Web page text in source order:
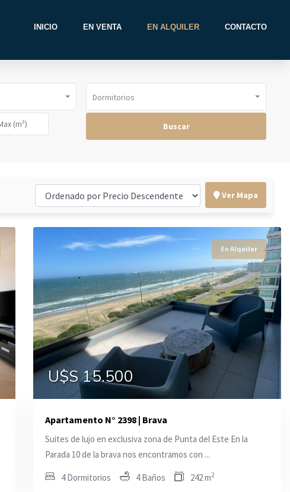
INICIO EN VENTA EN ALQUILER CONTACTO
Dormitorios
Buscar
Ver Mapa
En Alquiler
U$S 14.500
En Alquiler
U$S 26.000
En Alquiler
U$S 15.500
Apartamento N° 2398 | Brava
Suites de lujo en exclusiva zona de Punta del Este En la
Parada 10 de la brava nos encontramos con ...
4 Dormitorios 4 Baños 242 m2